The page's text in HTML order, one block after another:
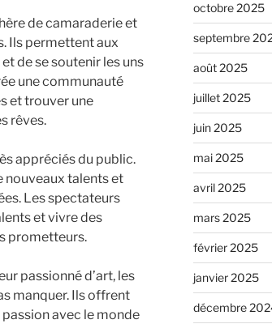
de camaraderie et
Ils permettent aux
de se soutenir les uns
une communauté
et trouver une
rêves.
appréciés du public.
nouveaux talents et
Les spectateurs
et vivre des
prometteurs.
passionné d’art, les
manquer. Ils offrent
avec le monde
octobre 2025
septembre
août 2025
juillet 2025
juin 2025
mai 2025
avril 2025
mars 2025
février 2025
janvier 2025
décembre